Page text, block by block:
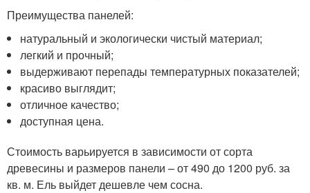
Преимущества панелей:
натуральный и экологически чистый материал;
легкий и прочный;
выдерживают перепады температурных показателей;
красиво выглядит;
отличное качество;
доступная цена.
Стоимость варьируется в зависимости от сорта
древесины и размеров панели – от 490 до 1200 руб. за
кв. м. Ель выйдет дешевле чем сосна.